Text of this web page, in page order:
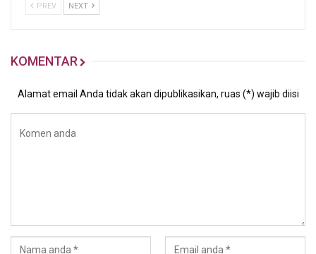
PREV NEXT
KOMENTAR
Alamat email Anda tidak akan dipublikasikan, ruas (*) wajib diisi